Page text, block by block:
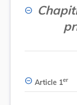
Article 1er